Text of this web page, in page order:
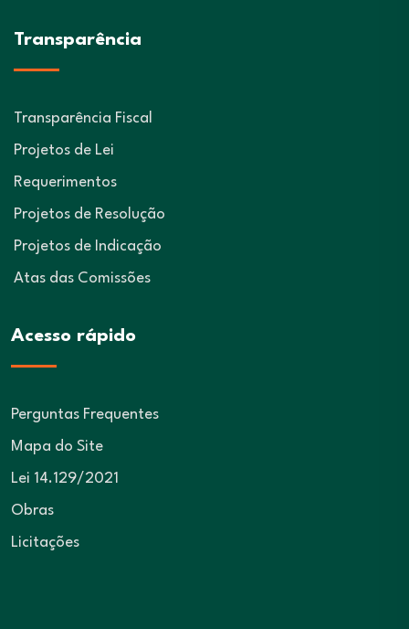
Transparência
Transparência Fiscal
Projetos de Lei
Requerimentos
Projetos de Resolução
Projetos de Indicação
Atas das Comissões
Acesso rápido
Perguntas Frequentes
Mapa do Site
Lei 14.129/2021
Obras
Licitações